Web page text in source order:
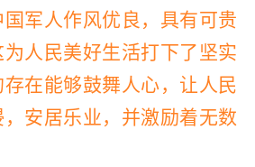
国军人作风优良，具有可贵
人民美好生活打下了坚实
在能够鼓舞人心，让人民
安居乐业，并激励着无数